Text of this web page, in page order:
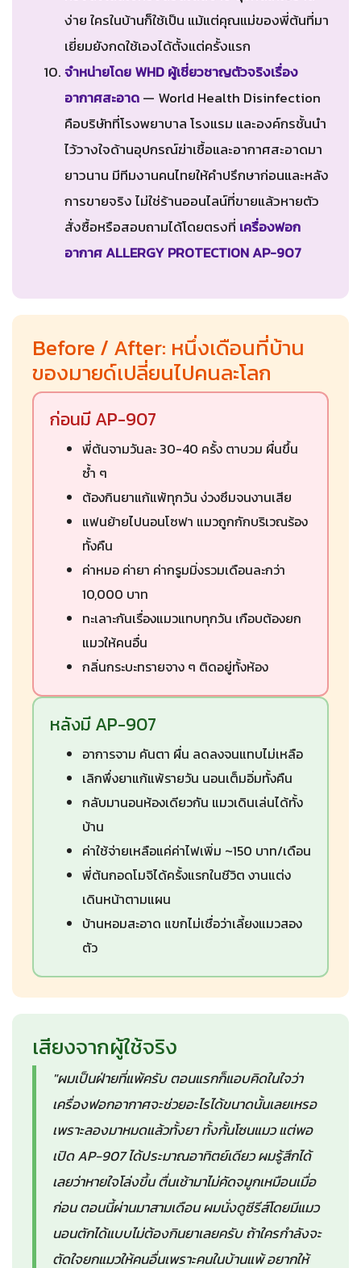
ง่าย ใครในบ้านก็ใช้เป็น แม้แต่คุณแม่ของพี่ต้นที่มา
เยี่ยมยังกดใช้เองได้ตั้งแต่ครั้งแรก
จำหน่ายโดย WHD ผู้เชี่ยวชาญตัวจริงเรื่อง
อากาศสะอาด— World Health Disinfection
คือบริษัทที่โรงพยาบาล โรงแรม และองค์กรชั้นนำ
ไว้วางใจด้านอุปกรณ์ฆ่าเชื้อและอากาศสะอาดมา
ยาวนาน มีทีมงานคนไทยให้คำปรึกษาก่อนและหลัง
การขายจริง ไม่ใช่ร้านออนไลน์ที่ขายแล้วหายตัว
สั่งซื้อหรือสอบถามได้โดยตรงที่ เครื่องฟอก
อากาศ ALLERGY PROTECTION AP-907
Before / After: หนึ่งเดือนที่บ้าน
ของมายด์เปลี่ยนไปคนละโลก
ก่อนมี AP-907
พี่ต้นจามวันละ 30-40 ครั้ง ตาบวม ผื่นขึ้น
ซ้ำ ๆ
ต้องกินยาแก้แพ้ทุกวัน ง่วงซึมจนงานเสีย
แฟนย้ายไปนอนโซฟา แมวถูกกักบริเวณร้อง
ทั้งคืน
ค่าหมอ ค่ายา ค่ากรูมมิ่งรวมเดือนละกว่า
10,000 บาท
ทะเลาะกันเรื่องแมวแทบทุกวัน เกือบต้องยก
แมวให้คนอื่น
กลิ่นกระบะทรายจาง ๆ ติดอยู่ทั้งห้อง
หลังมี AP-907
อาการจาม คันตา ผื่น ลดลงจนแทบไม่เหลือ
เลิกพึ่งยาแก้แพ้รายวัน นอนเต็มอิ่มทั้งคืน
กลับมานอนห้องเดียวกัน แมวเดินเล่นได้ทั้ง
บ้าน
ค่าใช้จ่ายเหลือแค่ค่าไฟเพิ่ม ~150 บาท/เดือน
พี่ต้นกอดโมจิได้ครั้งแรกในชีวิต งานแต่ง
เดินหน้าตามแผน
บ้านหอมสะอาด แขกไม่เชื่อว่าเลี้ยงแมวสอง
ตัว
เสียงจากผู้ใช้จริง
"ผมเป็นฝ่ายที่แพ้ครับ ตอนแรกก็แอบคิดในใจว่า
เครื่องฟอกอากาศจะช่วยอะไรได้ขนาดนั้นเลยเหรอ
เพราะลองมาหมดแล้วทั้งยา ทั้งกั้นโซนแมว แต่พอ
เปิด AP-907 ได้ประมาณอาทิตย์เดียว ผมรู้สึกได้
เลยว่าหายใจโล่งขึ้น ตื่นเช้ามาไม่คัดจมูกเหมือนเมื่อ
ก่อน ตอนนี้ผ่านมาสามเดือน ผมนั่งดูซีรีส์โดยมีแมว
นอนตักได้แบบไม่ต้องกินยาเลยครับ ถ้าใครกำลังจะ
ตัดใจยกแมวให้คนอื่นเพราะคนในบ้านแพ้ อยากให้